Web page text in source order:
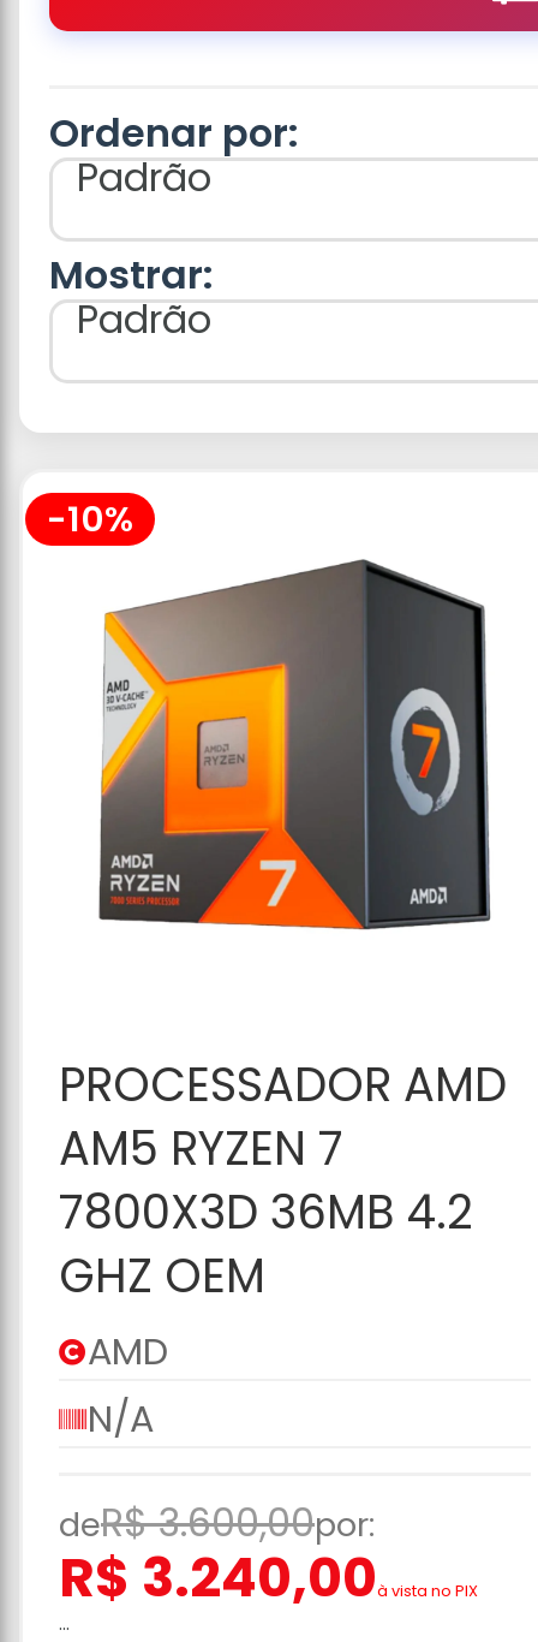
Ordenar por:
Padrão
Mostrar:
Padrão
-10%
Adicionar ao
Carrinho
PROCESSADOR AMD
AM5 RYZEN 7
7800X3D 36MB 4.2
GHZ OEM
AMD
N/A
deR$ 3.600,00por:
R$ 3.240,00à vista no PIX
...